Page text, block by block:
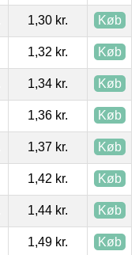
1,30 kr. Køb
1,32 kr. Køb
1,34 kr. Køb
1,36 kr. Køb
1,37 kr. Køb
1,42 kr. Køb
1,44 kr. Køb
1,49 kr. Køb